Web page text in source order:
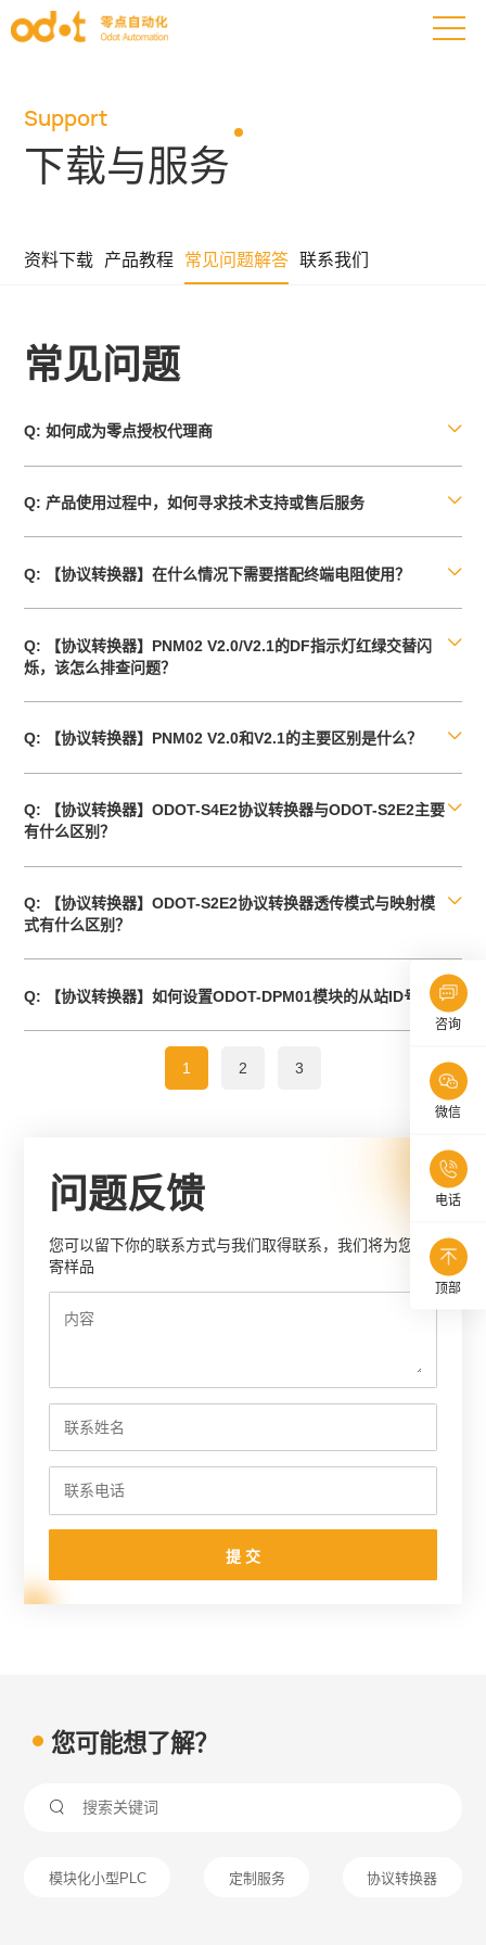
咨询
微信
电话
顶部
Support
下载与服务
资料下载 产品教程 常见问题解答 联系我们
常见问题
Q: 如何成为零点授权代理商 
Q: 产品使用过程中，如何寻求技术支持或售后服务 
Q: 【协议转换器】在什么情况下需要搭配终端电阻使用？ 
Q: 【协议转换器】PNM02 V2.0/V2.1的DF指示灯红绿交替闪
烁，该怎么排查问题？

Q: 【协议转换器】PNM02 V2.0和V2.1的主要区别是什么？ 
Q: 【协议转换器】ODOT-S4E2协议转换器与ODOT-S2E2主要
有什么区别？

Q: 【协议转换器】ODOT-S2E2协议转换器透传模式与映射模
式有什么区别？

Q: 【协议转换器】如何设置ODOT-DPM01模块的从站ID号？ 
1 2 3
问题反馈
您可以留下你的联系方式与我们取得联系，我们将为您邮
寄样品
提 交
您可能想了解？

模块化小型PLC 定制服务 协议转换器